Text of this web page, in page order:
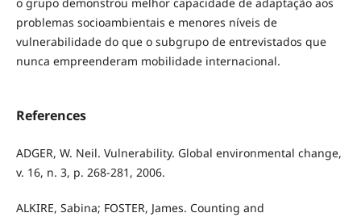
problemas socioambientais e menores níveis de
vulnerabilidade do que o subgrupo de entrevistados que
nunca empreenderam mobilidade internacional.
References
ADGER, W. Neil. Vulnerability. Global environmental change,
v. 16, n. 3, p. 268-281, 2006.
ALKIRE, Sabina; FOSTER, James. Counting and